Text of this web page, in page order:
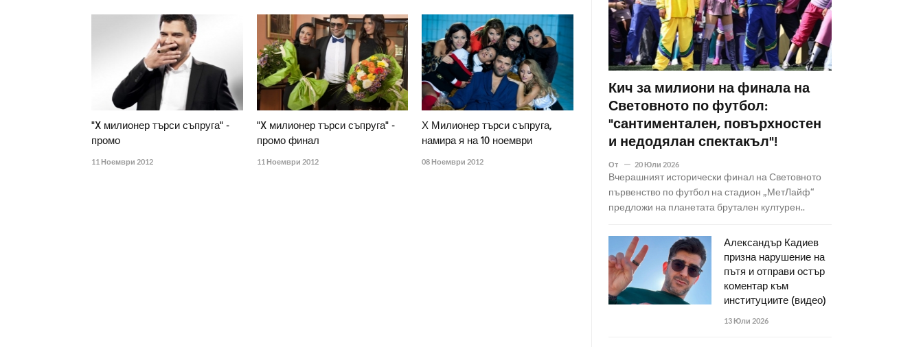
"X милионер търси съпруга" -
промо
11 Ноември 2012
"X милионер търси съпруга" -
промо финал
11 Ноември 2012
Х Милионер търси съпруга,
намира я на 10 ноември
08 Ноември 2012
Кич за милиони на финала на
Световното по футбол:
"сантиментален, повърхностен
и недодялан спектакъл"!
От 20 Юли 2026
Вчерашният исторически финал на Световното
първенство по футбол на стадион „МетЛайф“
предложи на планетата брутален културен..
Александър Кадиев
призна нарушение на
пътя и отправи остър
коментар към
институциите (видео)
13 Юли 2026